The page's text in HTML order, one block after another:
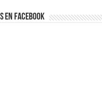
en Facebook